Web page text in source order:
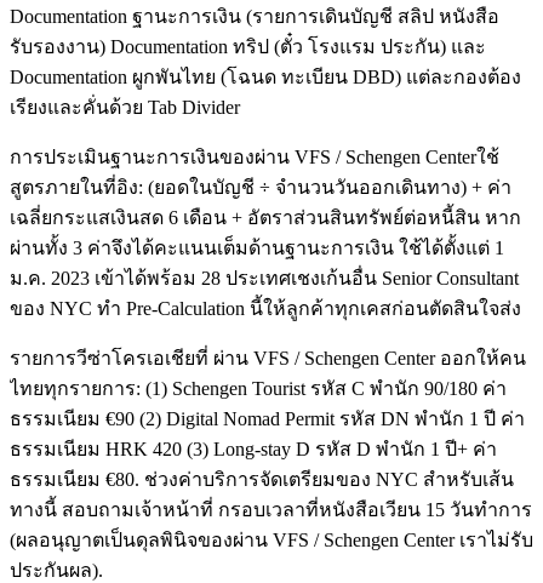
Documentation ฐานะการเงิน (รายการเดินบัญชี สลิป หนังสือ
รับรองงาน) Documentation ทริป (ตั๋ว โรงแรม ประกัน) และ
Documentation ผูกพันไทย (โฉนด ทะเบียน DBD) แต่ละกองต้อง
เรียงและคั่นด้วย Tab Divider
การประเมินฐานะการเงินของผ่าน VFS / Schengen Centerใช้
สูตรภายในที่อิง: (ยอดในบัญชี ÷ จำนวนวันออกเดินทาง) + ค่า
เฉลี่ยกระแสเงินสด 6 เดือน + อัตราส่วนสินทรัพย์ต่อหนี้สิน หาก
ผ่านทั้ง 3 ค่าจึงได้คะแนนเต็มด้านฐานะการเงิน ใช้ได้ตั้งแต่ 1
ม.ค. 2023 เข้าได้พร้อม 28 ประเทศเชงเก้นอื่น Senior Consultant
ของ NYC ทำ Pre-Calculation นี้ให้ลูกค้าทุกเคสก่อนตัดสินใจส่ง
รายการวีซ่าโครเอเชียที่ ผ่าน VFS / Schengen Center ออกให้คน
ไทยทุกรายการ: (1) Schengen Tourist รหัส C พำนัก 90/180 ค่า
ธรรมเนียม €90 (2) Digital Nomad Permit รหัส DN พำนัก 1 ปี ค่า
ธรรมเนียม HRK 420 (3) Long-stay D รหัส D พำนัก 1 ปี+ ค่า
ธรรมเนียม €80. ช่วงค่าบริการจัดเตรียมของ NYC สำหรับเส้น
ทางนี้ สอบถามเจ้าหน้าที่ กรอบเวลาที่หนังสือเวียน 15 วันทำการ
(ผลอนุญาตเป็นดุลพินิจของผ่าน VFS / Schengen Center เราไม่รับ
ประกันผล).